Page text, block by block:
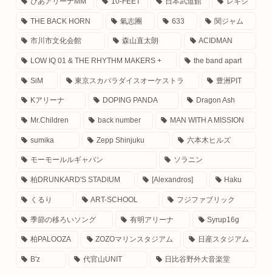
THE BACK HORN 氣志團 633 関ジャム
市川市文化会館 森山直太朗 ACIDMAN
LOW IQ 01 & THE RHYTHM MAKERS + the band apart
SiM 東京スカパラダイスオーケストラ 豊洲PIT
Kアリーナ DOPING PANDA Dragon Ash
Mr.Children back number MAN WITH A MISSION
sumika Zepp Shinjuku 六本木ヒルズ
モーモールルギャバン ソラニン
柏DRUNKARD'S STADIUM [Alexandros] Haku
くるり ART-SCHOOL フジファブリック
季節の移ろいソング 有明アリーナ Syrup16g
柏PALOOZA ZOZOマリンスタジアム 日産スタジアム
B'z 代官山UNIT 日比谷野外大音楽堂